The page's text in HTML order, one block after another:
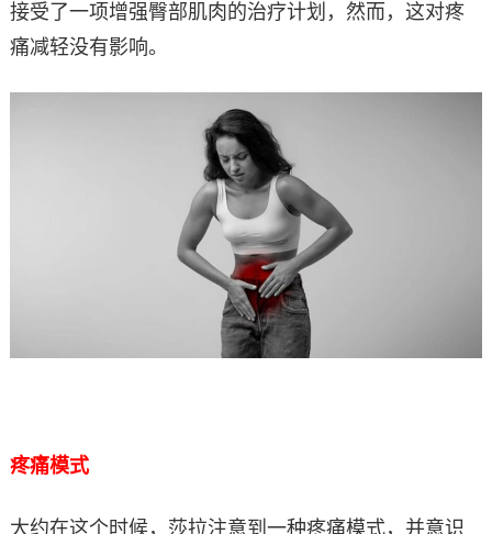
接受了一项增强臀部肌肉的治疗计划，然而，这对疼
痛减轻没有影响。
疼痛模式
大约在这个时候，莎拉注意到一种疼痛模式，并意识